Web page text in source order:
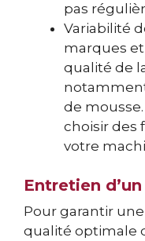
pas
Variabilité
marques
qualité de
de
choisir des
votre
Entretien
Pour garantir
qualité optimale